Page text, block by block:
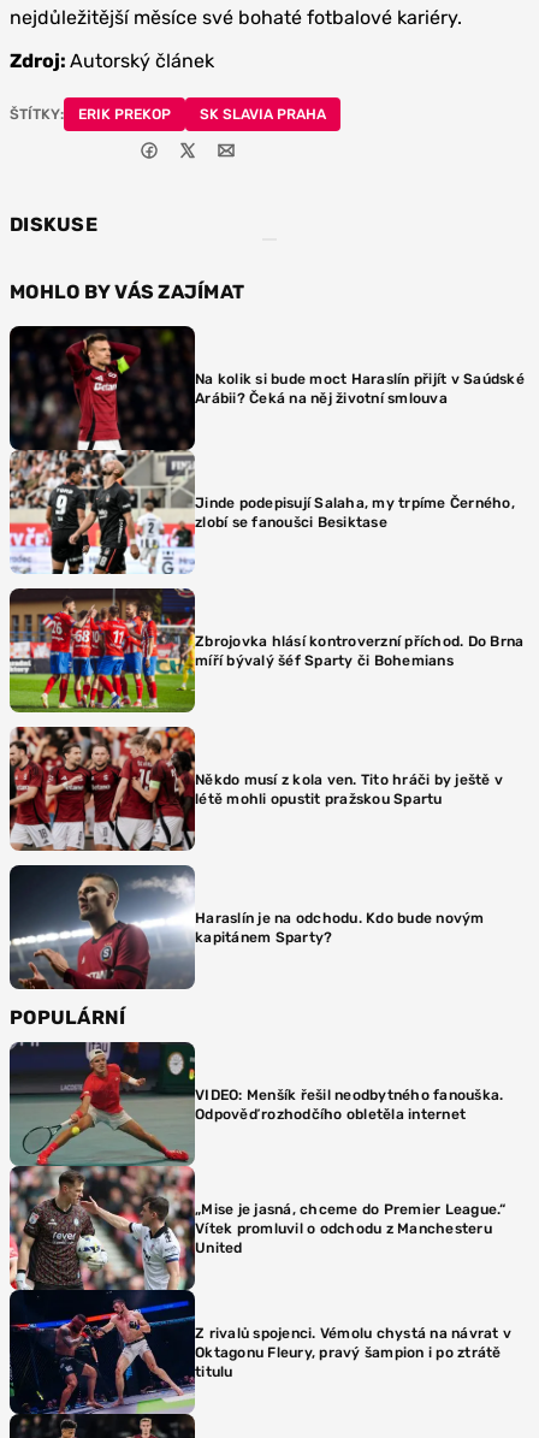
nejdůležitější měsíce své bohaté fotbalové kariéry.
Zdroj: Autorský článek
ŠTÍTKY: ERIK PREKOP SK SLAVIA PRAHA
DISKUSE
MOHLO BY VÁS ZAJÍMAT
Na kolik si bude moct Haraslín přijít v Saúdské
Arábii? Čeká na něj životní smlouva
Jinde podepisují Salaha, my trpíme Černého,
zlobí se fanoušci Besiktase
Zbrojovka hlásí kontroverzní příchod. Do Brna
míří bývalý šéf Sparty či Bohemians
Někdo musí z kola ven. Tito hráči by ještě v
létě mohli opustit pražskou Spartu
Haraslín je na odchodu. Kdo bude novým
kapitánem Sparty?
POPULÁRNÍ
VIDEO: Menšík řešil neodbytného fanouška.
Odpověď rozhodčího obletěla internet
„Mise je jasná, chceme do Premier League.“
Vítek promluvil o odchodu z Manchesteru
United
Z rivalů spojenci. Vémolu chystá na návrat v
Oktagonu Fleury, pravý šampion i po ztrátě
titulu